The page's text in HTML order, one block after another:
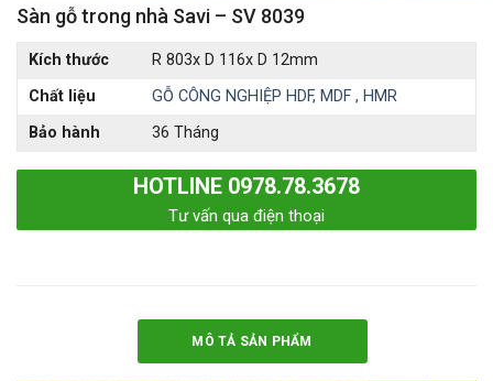
Sàn gỗ trong nhà Savi – SV 8039
Kích thước
R 803x D 116x D 12mm
Chất liệu
GỖ CÔNG NGHIỆP HDF, MDF , HMR
Bảo hành
36 Tháng
HOTLINE 0978.78.3678
Tư vấn qua điện thoại
MÔ TẢ SẢN PHẨM